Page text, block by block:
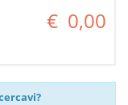
€ 0,00